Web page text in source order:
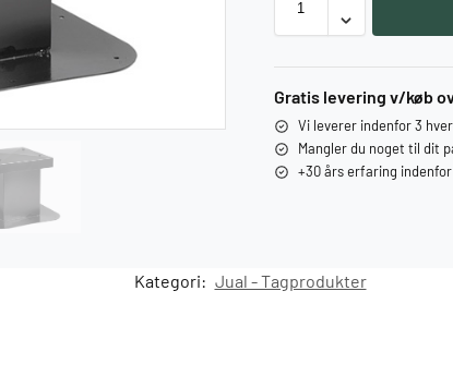
Gratis levering v/køb
Vi leverer indenfor 3
Mangler du noget til dit
+30 års erfaring
Kategori: Jual - Tagprodukter